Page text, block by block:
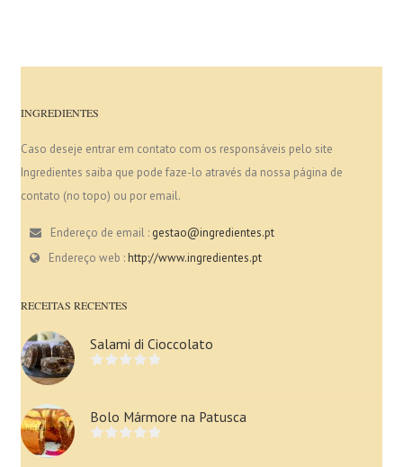
INGREDIENTES
Caso deseje entrar em contato com os responsáveis pelo site
Ingredientes saiba que pode faze-lo através da nossa página de
contato (no topo) ou por email.
Endereço de email : gestao@ingredientes.pt
Endereço web :http://www.ingredientes.pt
RECEITAS RECENTES
Salami di Cioccolato
Bolo Mármore na Patusca